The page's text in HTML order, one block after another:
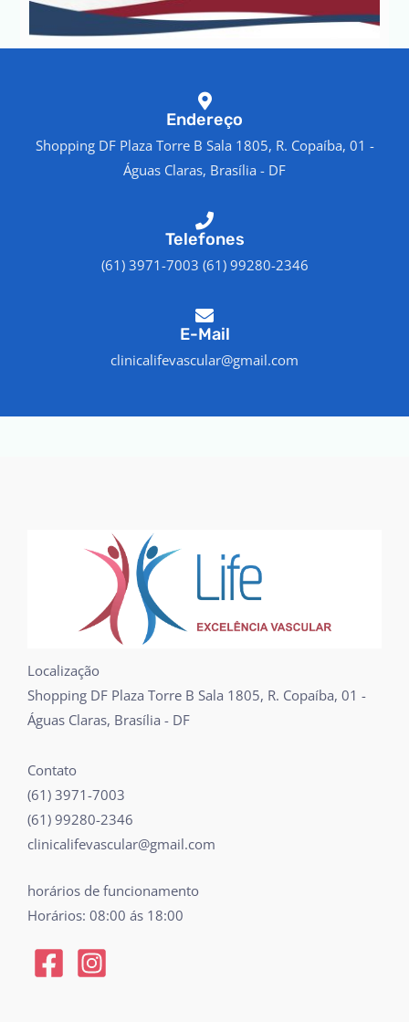
Endereço
Shopping DF Plaza Torre B Sala 1805, R. Copaíba, 01 -
Águas Claras, Brasília - DF
Telefones
(61) 3971-7003 (61) 99280-2346
E-Mail
clinicalifevascular@gmail.com
Localização
Shopping DF Plaza Torre B Sala 1805, R. Copaíba, 01 -
Águas Claras, Brasília - DF
Contato
(61) 3971-7003
(61) 99280-2346
clinicalifevascular@gmail.com
horários de funcionamento
Horários: 08:00 ás 18:00